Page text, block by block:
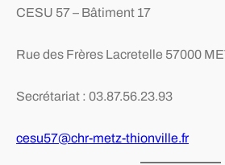
CESU 57 – Bâtiment 17
Rue des Frères Lacretelle 57000
Secrétariat : 03.87.56.23.93
cesu57@chr-metz-thionville.fr